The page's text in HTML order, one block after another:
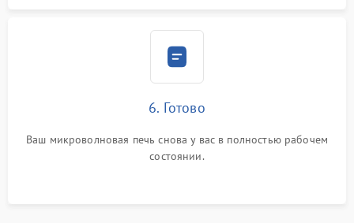
6. Готово
Ваш микроволновая печь снова у вас в полностью рабочем
состоянии.